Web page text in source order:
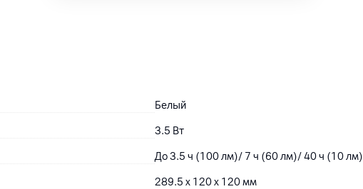
Белый
3.5 Вт
До 3.5 ч (100 лм)/ 7 ч (60 лм)/ 40 ч (10 лм)
289.5 x 120 x 120 мм